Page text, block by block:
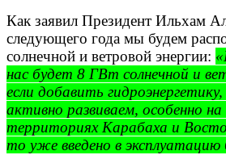
Как заявил Президент Ильхам
следующего года мы будем
солнечной и ветровой энергии:
нас будет 8 ГВт солнечной и
если добавить
активно развиваем, особенно
территориях Карабаха и
то уже введено в